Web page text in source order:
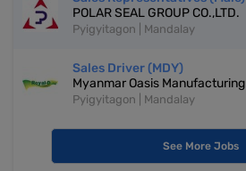
POLAR SEAL GROUP CO.,LTD.
Pyigyitagon | Mandalay
Sales Driver (MDY)
Myanmar Oasis Manufacturing
Pyigyitagon | Mandalay
See More Jobs